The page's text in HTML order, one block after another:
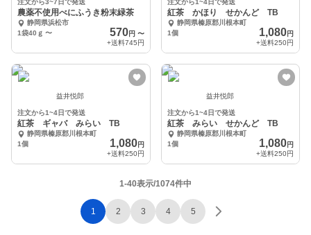
注文から3~7日で発送
農薬不使用べにふうき粉末緑茶
静岡県浜松市
1袋40ｇ 〜 570円 〜
+送料745円
注文から1~4日で発送
紅茶 かほり せかんど TB
静岡県榛原郡川根本町
1個
1,080円
+送料250円
益井悦郎
注文から1~4日で発送
紅茶 ギャバ みらい TB
静岡県榛原郡川根本町
1個
1,080円
+送料250円
益井悦郎
注文から1~4日で発送
紅茶 みらい せかんど TB
静岡県榛原郡川根本町
1個
1,080円
+送料250円
1-40表示/1074件中
1 2 3 4 5